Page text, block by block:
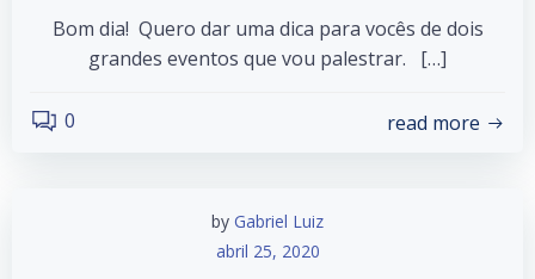
Bom dia! Quero dar uma dica para vocês de dois
grandes eventos que vou palestrar. […]
0 read more
by Gabriel Luiz
abril 25, 2020